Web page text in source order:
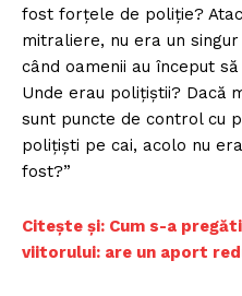
fost forțele de poliție?
mitraliere, nu era un
când oamenii au început
Unde erau polițiștii? Dacă
sunt puncte de control cu
polițiști pe cai, acolo nu
fost?”
Citește și: Cum s-a
viitorului: are un aport